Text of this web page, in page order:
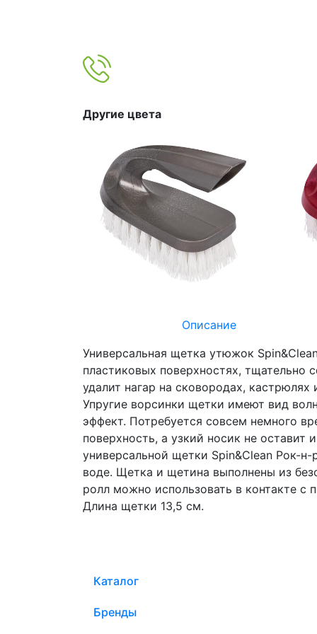
Другие цвета
Описание
Универсальная щетка утюжок
пластиковых поверхностях,
удалит нагар на сковородах,
Упругие ворсинки щетки имеют вид
эффект. Потребуется совсем немного
поверхность, а узкий носик не оставит
универсальной щетки Spin&Clean Рок-
воде. Щетка и щетина выполнены из
ролл можно использовать в контакте
Длина щетки 13,5 см.
Каталог
Бренды